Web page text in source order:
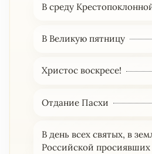
В среду
В Великую пятницу
Христос воскресе!
Отдание Пасхи
В день всех святых, в
Российской просиявших